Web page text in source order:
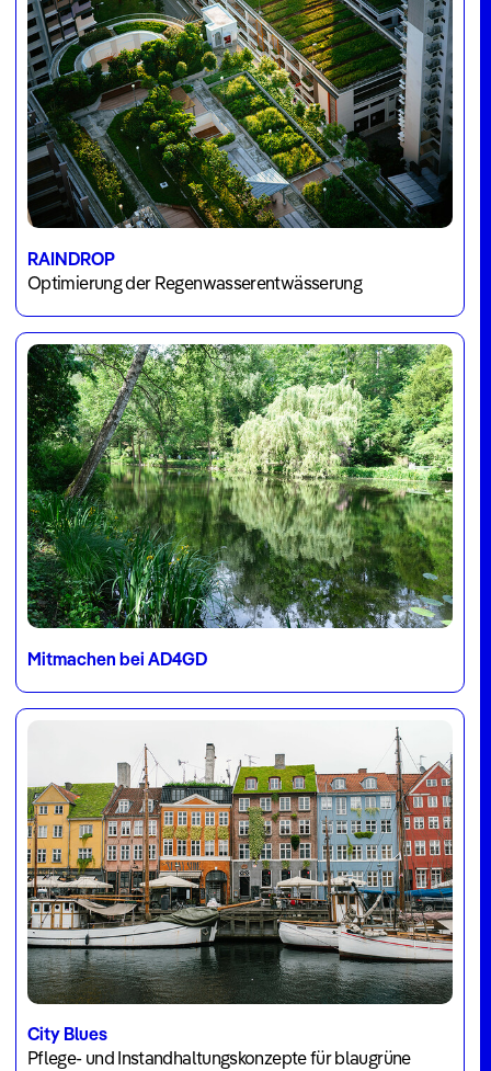
RAINDROP
Optimierung der Regenwasserentwässerung
Mitmachen bei AD4GD
City Blues
Pflege- und Instandhaltungskonzepte für blaugrüne